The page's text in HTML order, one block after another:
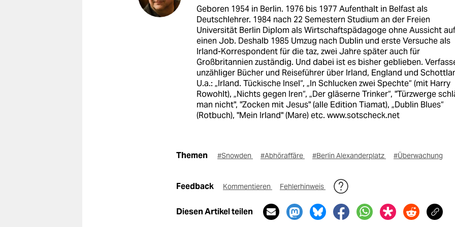
Geboren 1954 in Berlin. 1976 bis 1977 Aufenthalt in Belfast als
Deutschlehrer. 1984 nach 22 Semestern Studium an der Freien
Universität Berlin Diplom als Wirtschaftspädagoge ohne Aussicht auf
einen Job. Deshalb 1985 Umzug nach Dublin und erste Versuche als
Irland-Korrespondent für die taz, zwei Jahre später auch für
Großbritannien zuständig. Und dabei ist es bisher geblieben.
unzähliger Bücher und Reiseführer über Irland, England und
U.a.: „Irland. Tückische Insel“, „In Schlucken zwei Spechte“ (mit Harry
Rowohlt), „Nichts gegen Iren“, „Der gläserne Trinker“, "Türzwerge
man nicht", "Zocken mit Jesus" (alle Edition Tiamat), „Dublin Blues“
(Rotbuch), "Mein Irland" (Mare) etc. www.sotscheck.net
Themen #Snowden #Abhöraffäre #Berlin Alexanderplatz #Überwachung
Feedback Kommentieren Fehlerhinweis
Diesen Artikel teilen